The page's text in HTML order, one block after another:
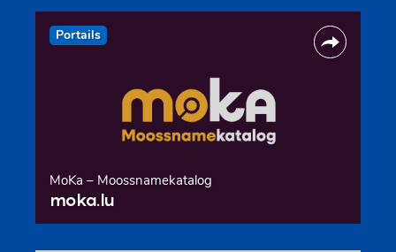
Portails
MoKa – Moossnamekatalog
moka.lu